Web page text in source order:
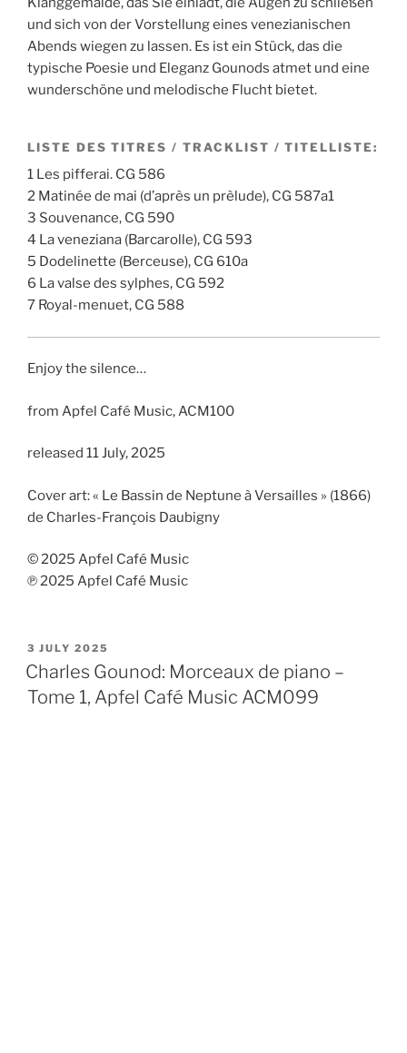
und sich von der Vorstellung eines venezianischen
Abends wiegen zu lassen. Es ist ein Stück, das die
typische Poesie und Eleganz Gounods atmet und eine
wunderschöne und melodische Flucht bietet.
LISTE DES TITRES / TRACKLIST / TITELLISTE:
1 Les pifferai. CG 586
2 Matinée de mai (d’après un prèlude), CG 587a1
3 Souvenance, CG 590
4 La veneziana (Barcarolle), CG 593
5 Dodelinette (Berceuse), CG 610a
6 La valse des sylphes, CG 592
7 Royal-menuet, CG 588
Enjoy the silence…
from Apfel Café Music, ACM100
released 11 July, 2025
Cover art: « Le Bassin de Neptune à Versailles » (1866)
de Charles-François Daubigny
© 2025 Apfel Café Music
℗ 2025 Apfel Café Music
POSTED
ON
3 JULY 2025
Charles Gounod: Morceaux de piano –
Tome 1, Apfel Café Music ACM099